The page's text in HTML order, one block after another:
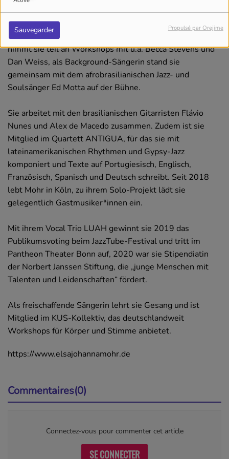
Sauvegarder Propulsé par Orejime
Anschließend studiert sie Jazzgesang am Institut für
Musik der Hochschule Osnabrück, unter anderem bei
Simin Tander, Tobias Christl und Efrat Alony. Außerdem
nimmt sie teil an Workshops mit u.a. Becca Stevens und
Dan Weiss, als Background-Sängerin stand sie
gemeinsam mit dem afrobrasilianischen Jazz- und
Soulsänger Ed Motta auf der Bühne.
Sie arbeitet mit den brasilianischen Gitarristen Flávio
Nunes und Alex de Macedo zusammen. Zudem ist sie
Mitglied im Quartett ANTIGUA, für das sie mit
lateinamerikanischen Rhythmen und Gypsy-Jazz
komponiert und Texte auf Portugiesisch, Englisch,
Französisch, Spanisch und Deutsch schreibt. Seit 2018
lebt Mohr in Köln, zu ihrem Solo-Projekt lädt sie
gelegentlich Gastmusiker*innen ein.
Mit ihrem Vocal Trio LUAH gewinnt sie 2019 das
Publikumsvoting beim JazzTube-Festival und tritt im
Pantheon Theater Bonn auf, 2020 war sie Stipendiatin
der Norbert Janssen Stiftung, die „junge Menschen mit
Talenten und Leidenschaften“ fördert.
Als freischaffende Sängerin lehrt sie Gesang und ist
Mitglied im KUS-Kollektiv, das deutschlandweit
Workshops für Körper und Stimme anbietet.
https://www.elsajohannamohr.de
Commentaires(0)
Connectez-vous pour commenter cet article
SE CONNECTER